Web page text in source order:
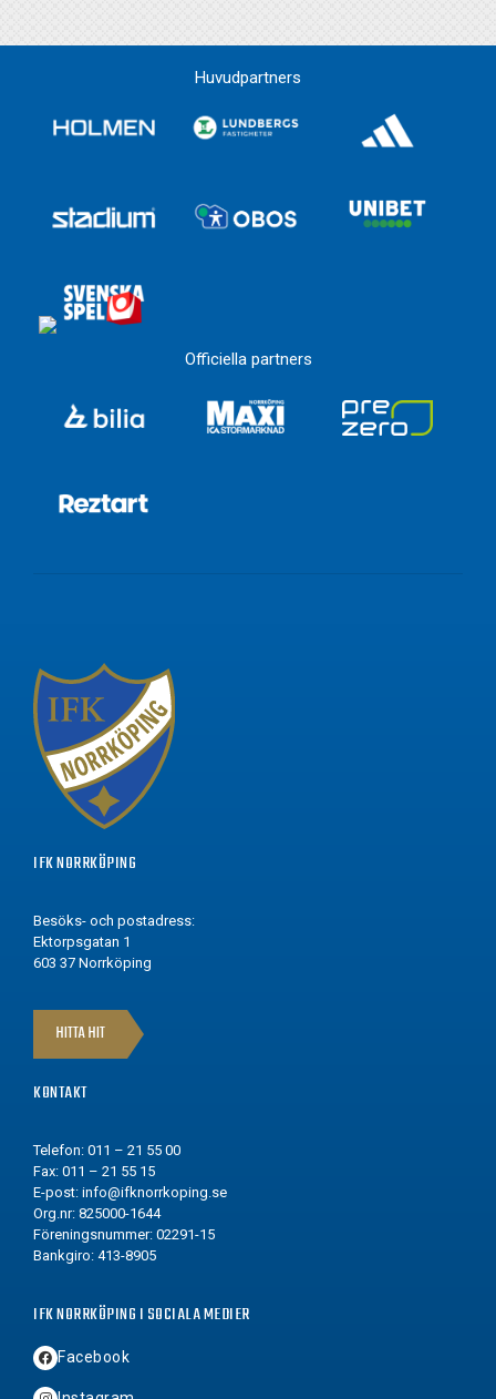
Huvudpartners
Officiella partners
IFK NORRKÖPING
Besöks- och postadress:
Ektorpsgatan 1
603 37 Norrköping
HITTA HIT
KONTAKT
Telefon: 011 – 21 55 00
Fax: 011 – 21 55 15
E-post: info@ifknorrkoping.se
Org.nr: 825000-1644
Föreningsnummer: 02291-15
Bankgiro: 413-8905
IFK NORRKÖPING I SOCIALA MEDIER
Facebook